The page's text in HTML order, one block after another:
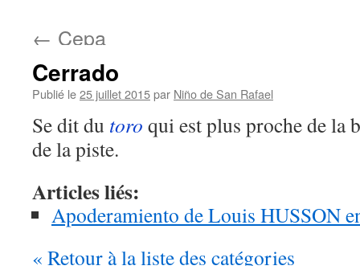
← Cepa
Cerrado
Publié le25 juillet 2015par Niño de San Rafael
Se dit du toro qui est plus proche de la
de la piste.
Articles liés:
Apoderamiento de Louis HUSSON
« Retour à la liste des catégories